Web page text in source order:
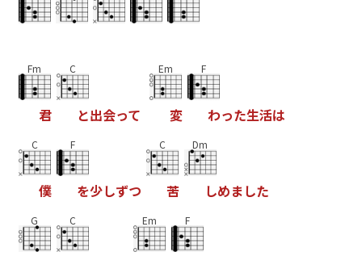
Fm
君
C
と出会って
Em
変
F
わった生活は
C
僕
F
を少しずつ
C
苦
Dm
しめました
G C Em F